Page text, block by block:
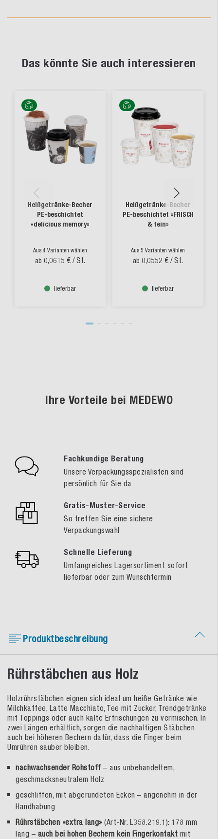
Das könnte Sie auch interessieren
Heißgetränke-Becher
PE-beschichtet
«delicious memory»
Aus 4 Varianten wählen
ab 0,0615 € / St.
lieferbar
Heißgetränke-Becher
PE-beschichtet «FRISCH
& fein»
Aus 5 Varianten wählen
ab 0,0552 € / St.
lieferbar
Ihre Vorteile bei MEDEWO
Fachkundige Beratung
Unsere Verpackungsspezialisten sind
persönlich für Sie da
Gratis-Muster-Service
So treffen Sie eine sichere
Verpackungswahl
Schnelle Lieferung
Umfangreiches Lagersortiment sofort
lieferbar oder zum Wunschtermin
Produktbeschreibung
Rührstäbchen aus Holz
Holzrührstäbchen eignen sich ideal um heiße Getränke wie
Milchkaffee, Latte Macchiato, Tee mit Zucker, Trendgetränke
mit Toppings oder auch kalte Erfrischungen zu vermischen. In
zwei Längen erhältlich, sorgen die nachhaltigen Stäbchen
auch bei höheren Bechern dafür, dass die Finger beim
Umrühren sauber bleiben.
nachwachsender Rohstoff – aus unbehandeltem,
geschmacksneutralem Holz
geschliffen, mit abgerundeten Ecken – angenehm in der
Handhabung
Rührstäbchen «extra lang» (Art-Nr. L358.219.1): 178 mm
lang – auch bei hohen Bechern kein Fingerkontakt mit